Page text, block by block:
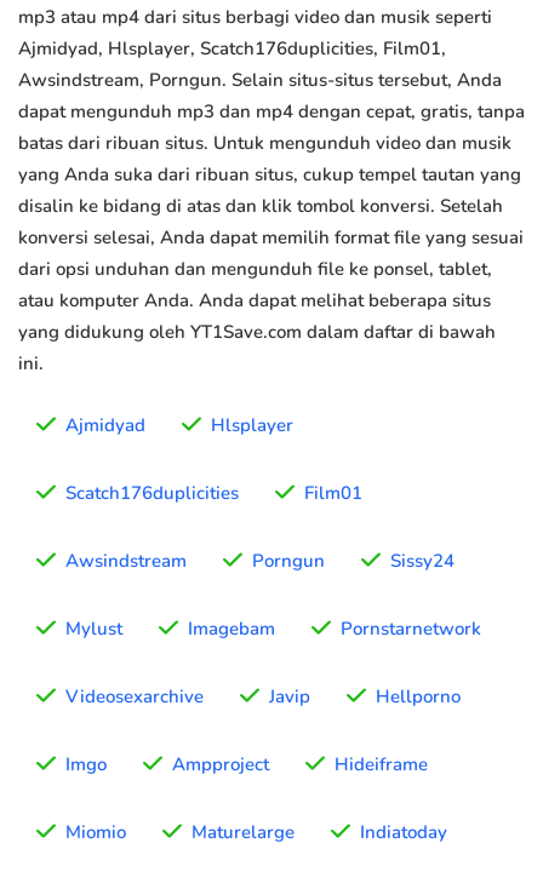
mp3 atau mp4 dari situs berbagi video dan musik seperti
Ajmidyad, Hlsplayer, Scatch176duplicities, Film01,
Awsindstream, Porngun. Selain situs-situs tersebut, Anda
dapat mengunduh mp3 dan mp4 dengan cepat, gratis, tanpa
batas dari ribuan situs. Untuk mengunduh video dan musik
yang Anda suka dari ribuan situs, cukup tempel tautan yang
disalin ke bidang di atas dan klik tombol konversi. Setelah
konversi selesai, Anda dapat memilih format file yang sesuai
dari opsi unduhan dan mengunduh file ke ponsel, tablet,
atau komputer Anda. Anda dapat melihat beberapa situs
yang didukung oleh YT1Save.com dalam daftar di bawah
ini.
Ajmidyad Hlsplayer
Scatch176duplicities Film01
Awsindstream Porngun Sissy24
Mylust Imagebam Pornstarnetwork
Videosexarchive Javip Hellporno
Imgo Ampproject Hideiframe
Miomio Maturelarge Indiatoday